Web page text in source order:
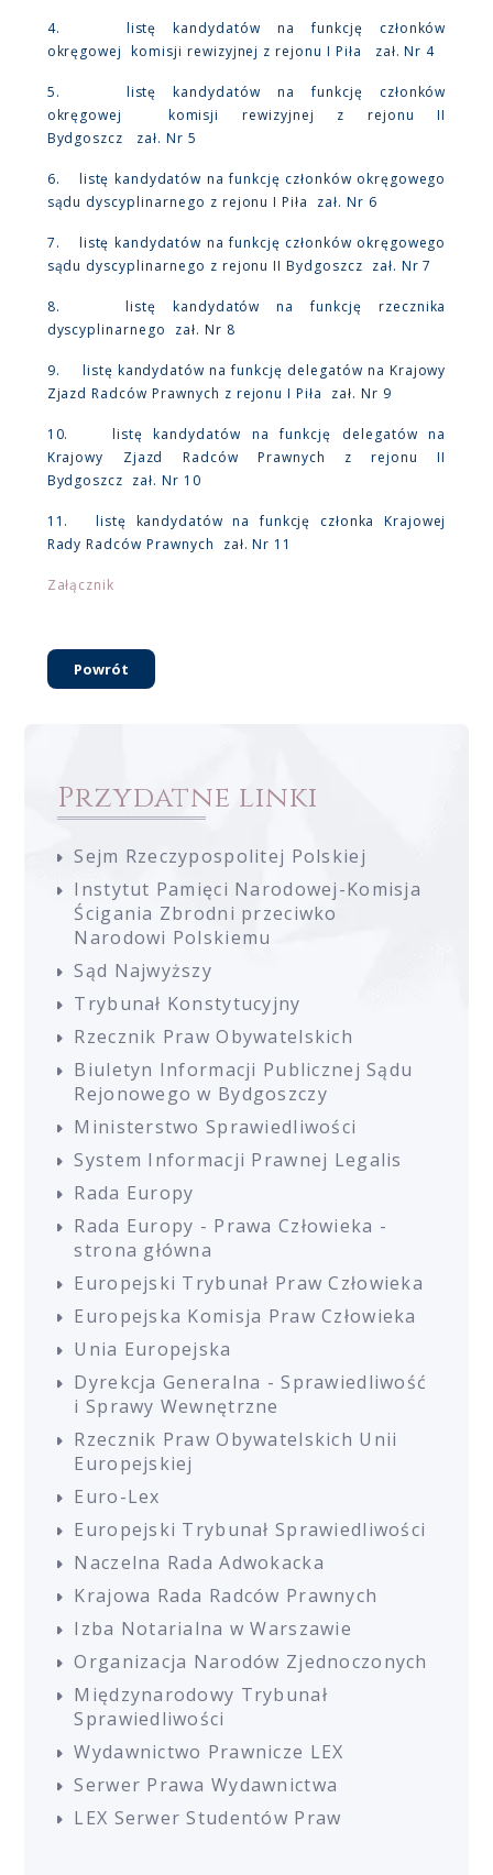
4. listę kandydatów na funkcję członków
okręgowej komisji rewizyjnej z rejonu I Piła zał. Nr 4
5. listę kandydatów na funkcję członków
okręgowej komisji rewizyjnej z rejonu II
Bydgoszcz zał. Nr 5
6. listę kandydatów na funkcję członków okręgowego
sądu dyscyplinarnego z rejonu I Piła zał. Nr 6
7. listę kandydatów na funkcję członków okręgowego
sądu dyscyplinarnego z rejonu II Bydgoszcz zał. Nr 7
8. listę kandydatów na funkcję rzecznika
dyscyplinarnego zał. Nr 8
9. listę kandydatów na funkcję delegatów na Krajowy
Zjazd Radców Prawnych z rejonu I Piła zał. Nr 9
10. listę kandydatów na funkcję delegatów na
Krajowy Zjazd Radców Prawnych z rejonu II
Bydgoszcz zał. Nr 10
11. listę kandydatów na funkcję członka Krajowej
Rady Radców Prawnych zał. Nr 11
Załącznik
Powrót
Przydatne linki
Sejm Rzeczypospolitej Polskiej
Instytut Pamięci Narodowej-Komisja
Ścigania Zbrodni przeciwko
Narodowi Polskiemu
Sąd Najwyższy
Trybunał Konstytucyjny
Rzecznik Praw Obywatelskich
Biuletyn Informacji Publicznej Sądu
Rejonowego w Bydgoszczy
Ministerstwo Sprawiedliwości
System Informacji Prawnej Legalis
Rada Europy
Rada Europy - Prawa Człowieka -
strona główna
Europejski Trybunał Praw Człowieka
Europejska Komisja Praw Człowieka
Unia Europejska
Dyrekcja Generalna - Sprawiedliwość
i Sprawy Wewnętrzne
Rzecznik Praw Obywatelskich Unii
Europejskiej
Euro-Lex
Europejski Trybunał Sprawiedliwości
Naczelna Rada Adwokacka
Krajowa Rada Radców Prawnych
Izba Notarialna w Warszawie
Organizacja Narodów Zjednoczonych
Międzynarodowy Trybunał
Sprawiedliwości
Wydawnictwo Prawnicze LEX
Serwer Prawa Wydawnictwa
LEX Serwer Studentów Praw